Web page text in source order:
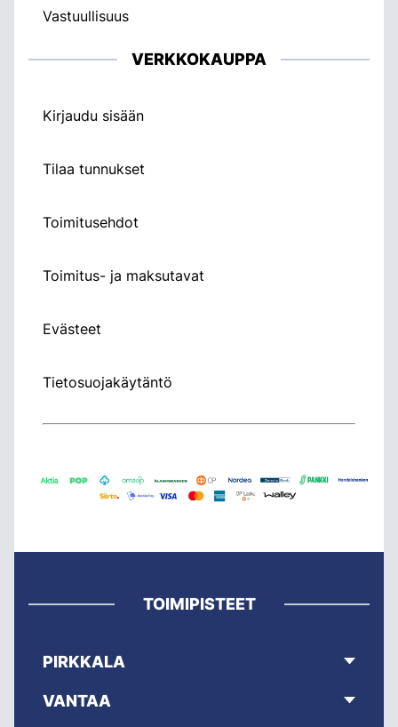
Vastuullisuus
VERKKOKAUPPA
Kirjaudu sisään
Tilaa tunnukset
Toimitusehdot
Toimitus- ja maksutavat
Evästeet
Tietosuojakäytäntö
TOIMIPISTEET
PIRKKALA
VANTAA